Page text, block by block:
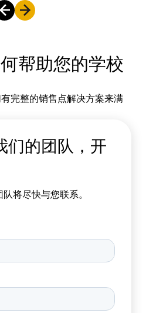
帮助您的学校
完整的销售点解决方案来满
们的团队，开
将尽快与您联系。